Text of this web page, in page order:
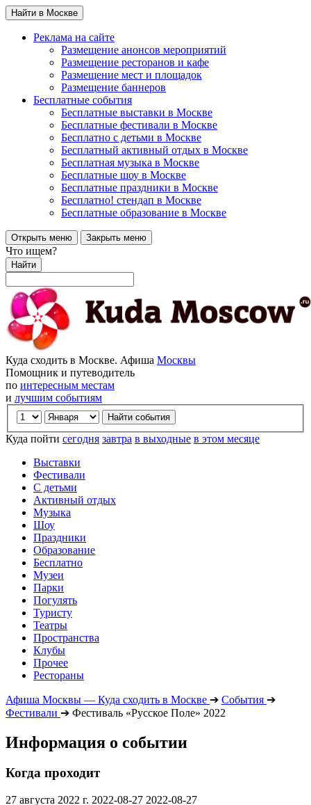
Найти в Москве
Реклама на сайте
Размещение анонсов мероприятий
Размещение ресторанов и кафе
Размещение мест и площадок
Размещение баннеров
Бесплатные события
Бесплатные выставки в Москве
Бесплатные фестивали в Москве
Бесплатно с детьми в Москве
Бесплатный активный отдых в Москве
Бесплатная музыка в Москве
Бесплатные шоу в Москве
Бесплатные праздники в Москве
Бесплатно! стендап в Москве
Бесплатные образование в Москве
Открыть меню Закрыть меню
Что ищем?
Найти
Куда сходить в Москве. Афиша Москвы
Помощник и путеводитель
по интересным местам
и лучшим событиям
Куда пойти сегодня завтра в выходные в этом месяце
Выставки
Фестивали
С детьми
Активный отдых
Музыка
Шоу
Праздники
Образование
Бесплатно
Музеи
Парки
Погулять
Туристу
Театры
Пространства
Клубы
Прочее
Рестораны
Афиша Москвы — Куда сходить в Москве ➔ События ➔
Фестивали ➔ Фестиваль «Русское Поле» 2022
Информация о событии
Когда проходит
27 августа 2022 г. 2022-08-27 2022-08-27